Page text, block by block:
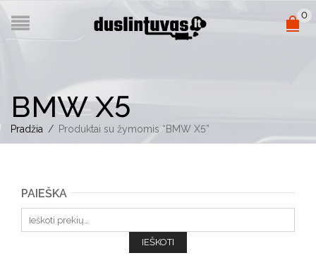
0
BMW X5
Pradžia / Produktai su žymomis “BMW X5”
PAIEŠKA
IEŠKOTI